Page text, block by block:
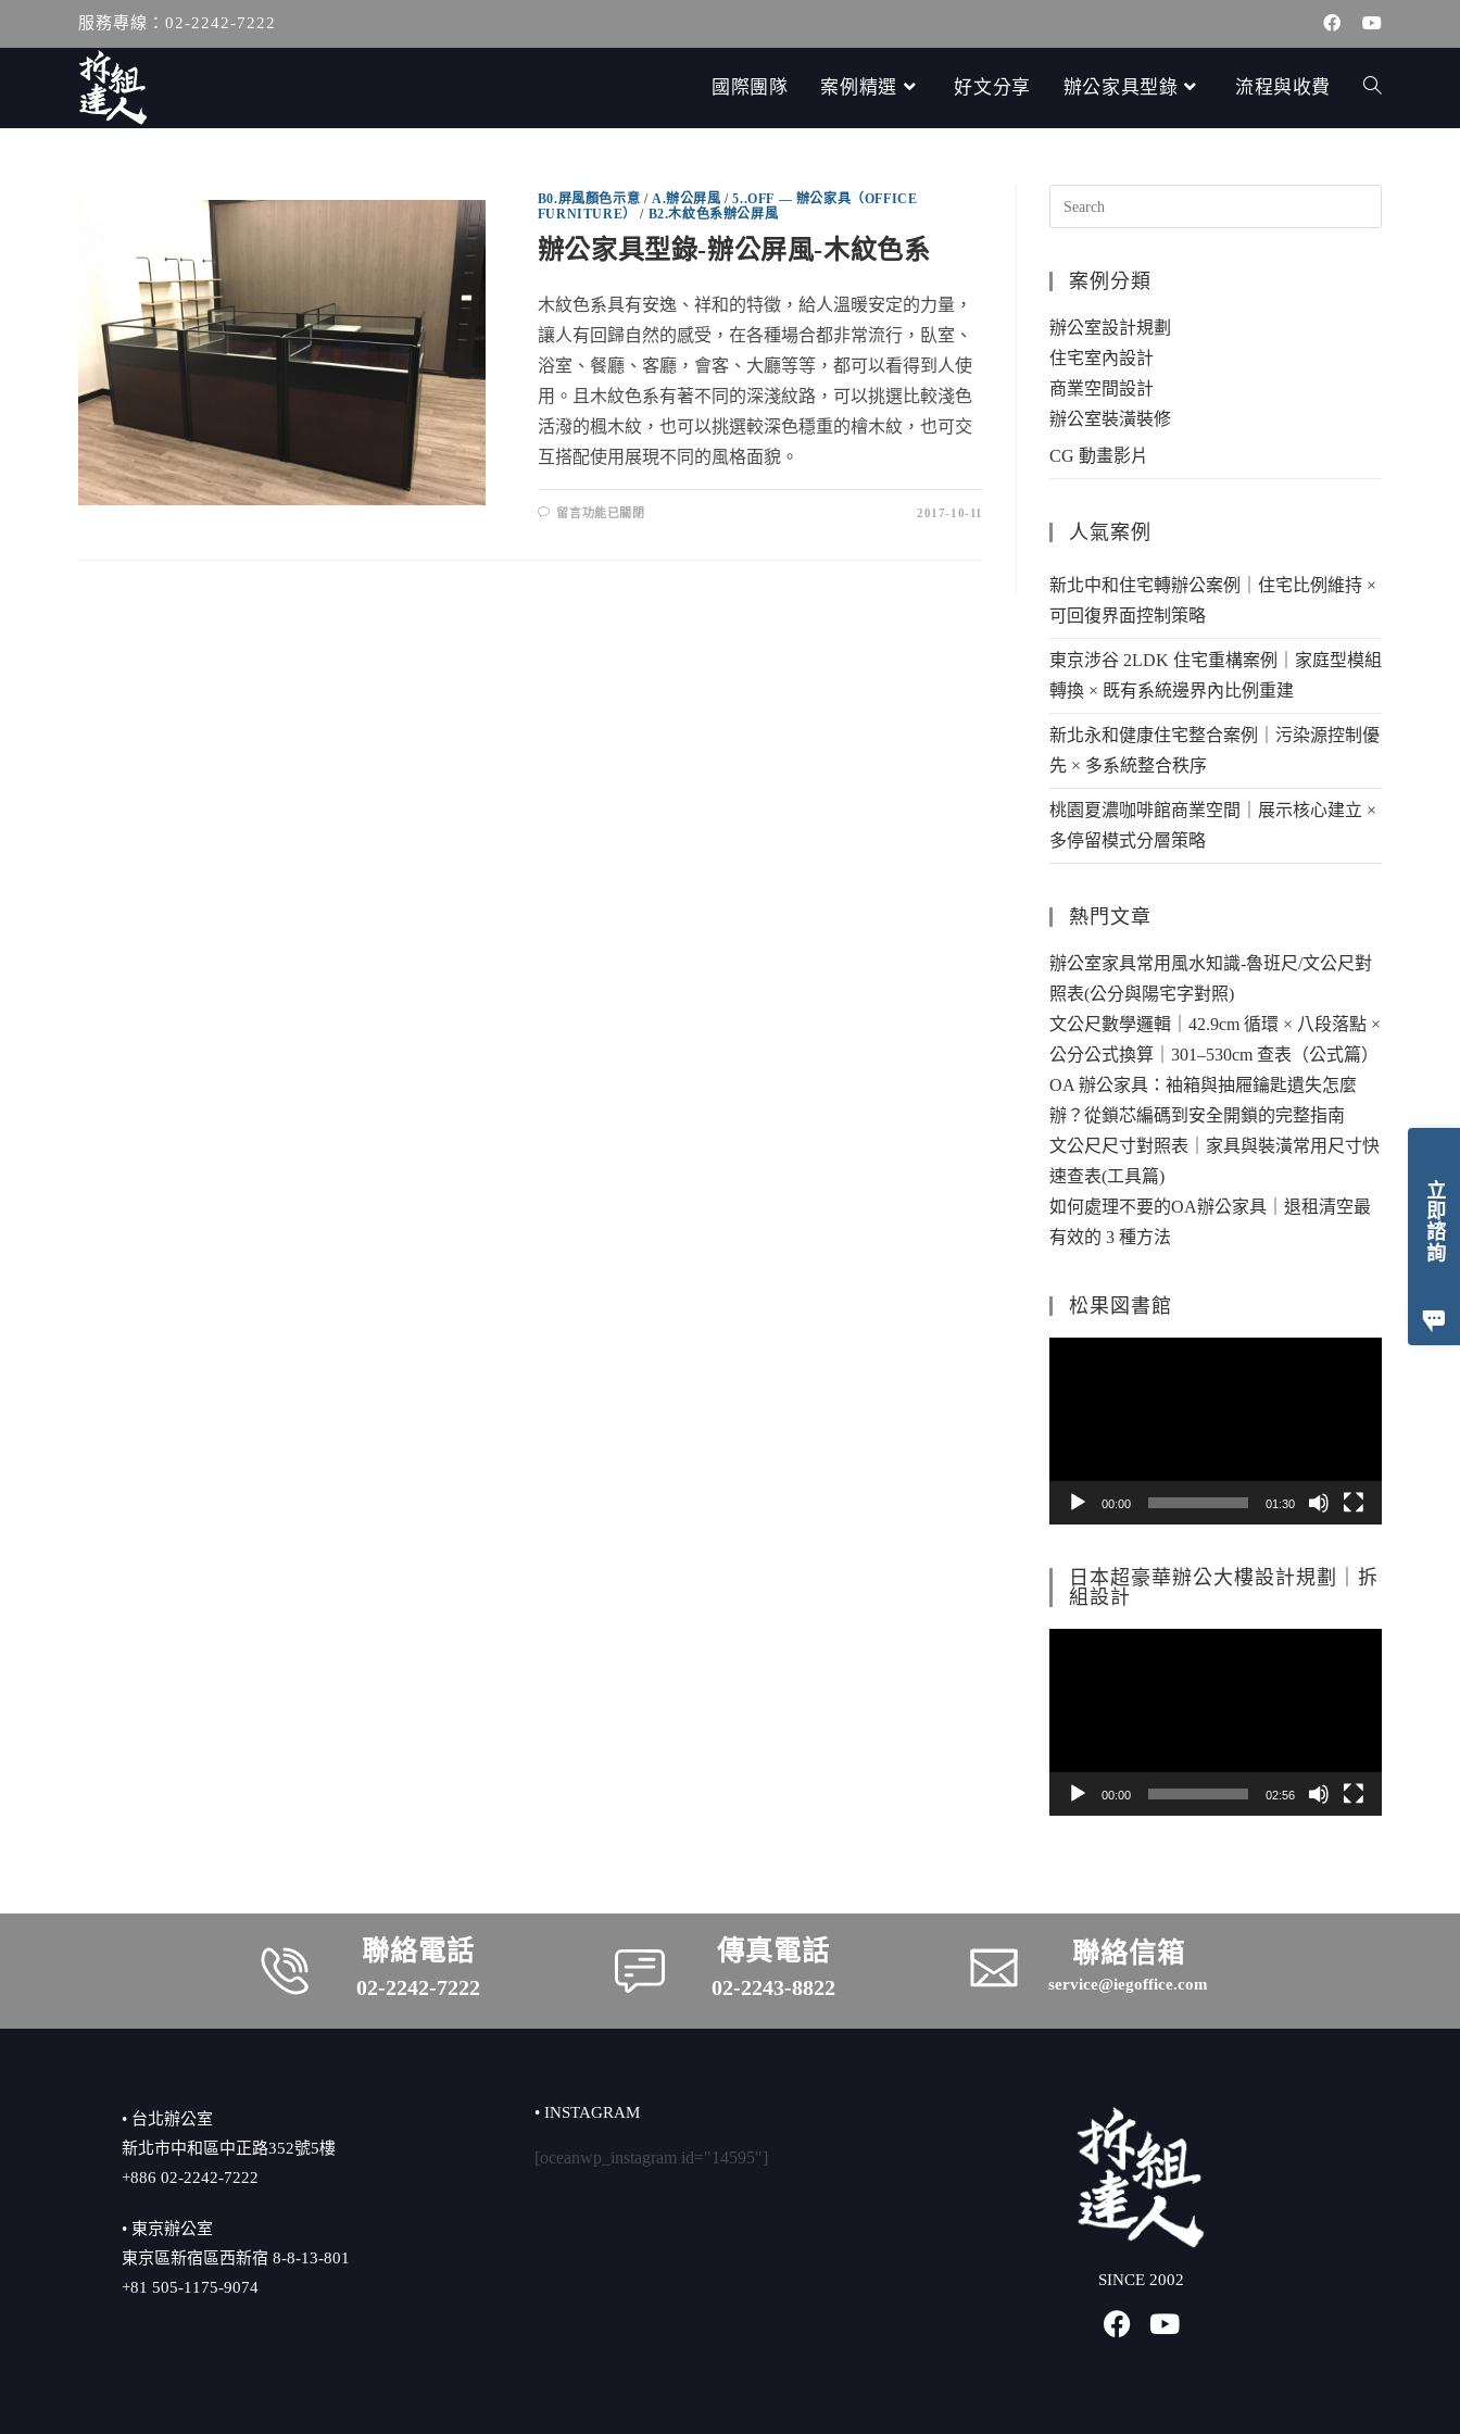
立即諮詢
服務專線：02-2242-7222
國際團隊 案例精選 好文分享 辦公家具型錄 流程與收費
B0.屏風顏色示意 /A.辦公屏風 /5..OFF — 辦公家具（OFFICE
FURNITURE）
/ B2.木紋色系辦公屏風
辦公家具型錄-辦公屏風-木紋色系
木紋色系具有安逸、祥和的特徵，給人溫暖安定的力量，
讓人有回歸自然的感受，在各種場合都非常流行，臥室、
浴室、餐廳、客廳，會客、大廳等等，都可以看得到人使
用。且木紋色系有著不同的深淺紋路，可以挑選比較淺色
活潑的楓木紋，也可以挑選較深色穩重的檜木紋，也可交
互搭配使用展現不同的風格面貌。
留言功能已關閉 2017-10-11
案例分類
辦公室設計規劃
住宅室內設計
商業空間設計
辦公室裝潢裝修
CG 動畫影片
人氣案例
新北中和住宅轉辦公案例｜住宅比例維持 ×
可回復界面控制策略
東京涉谷 2LDK 住宅重構案例｜家庭型模組
轉換 × 既有系統邊界內比例重建
新北永和健康住宅整合案例｜污染源控制優
先 × 多系統整合秩序
桃園夏濃咖啡館商業空間｜展示核心建立 ×
多停留模式分層策略
熱門文章
辦公室家具常用風水知識-魯班尺/文公尺對
照表(公分與陽宅字對照)
文公尺數學邏輯｜42.9cm 循環 × 八段落點 ×
公分公式換算｜301–530cm 查表（公式篇）
OA 辦公家具：袖箱與抽屜鑰匙遺失怎麼
辦？從鎖芯編碼到安全開鎖的完整指南
文公尺尺寸對照表｜家具與裝潢常用尺寸快
速查表(工具篇)
如何處理不要的OA辦公家具｜退租清空最
有效的 3 種方法
松果図書館
00:00 01:30
日本超豪華辦公大樓設計規劃｜拆
組設計
00:00 02:56
聯絡電話
02-2242-7222
傳真電話
02-2243-8822
聯絡信箱
service@iegoffice.com
• 台北辦公室
新北市中和區中正路352號5樓
+886 02-2242-7222
• 東京辦公室
東京區新宿區西新宿 8-8-13-801
+81 505-1175-9074
• INSTAGRAM
[oceanwp_instagram id="14595"]
SINCE 2002